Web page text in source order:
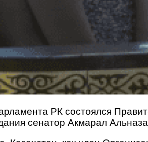
РК состоялся
сенатор Акмарал